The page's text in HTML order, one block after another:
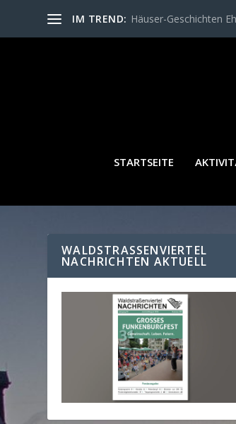
IM TREND: Häuser-Geschichten
STARTSEITE
WALDSTRASSENVIERTEL N
ACHRICHTEN AKTUELL